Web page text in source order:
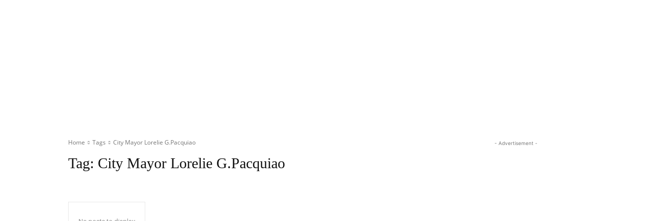
Home Tags City Mayor Lorelie G.Pacquiao
Tag: City Mayor Lorelie G.Pacquiao
- Advertisement -